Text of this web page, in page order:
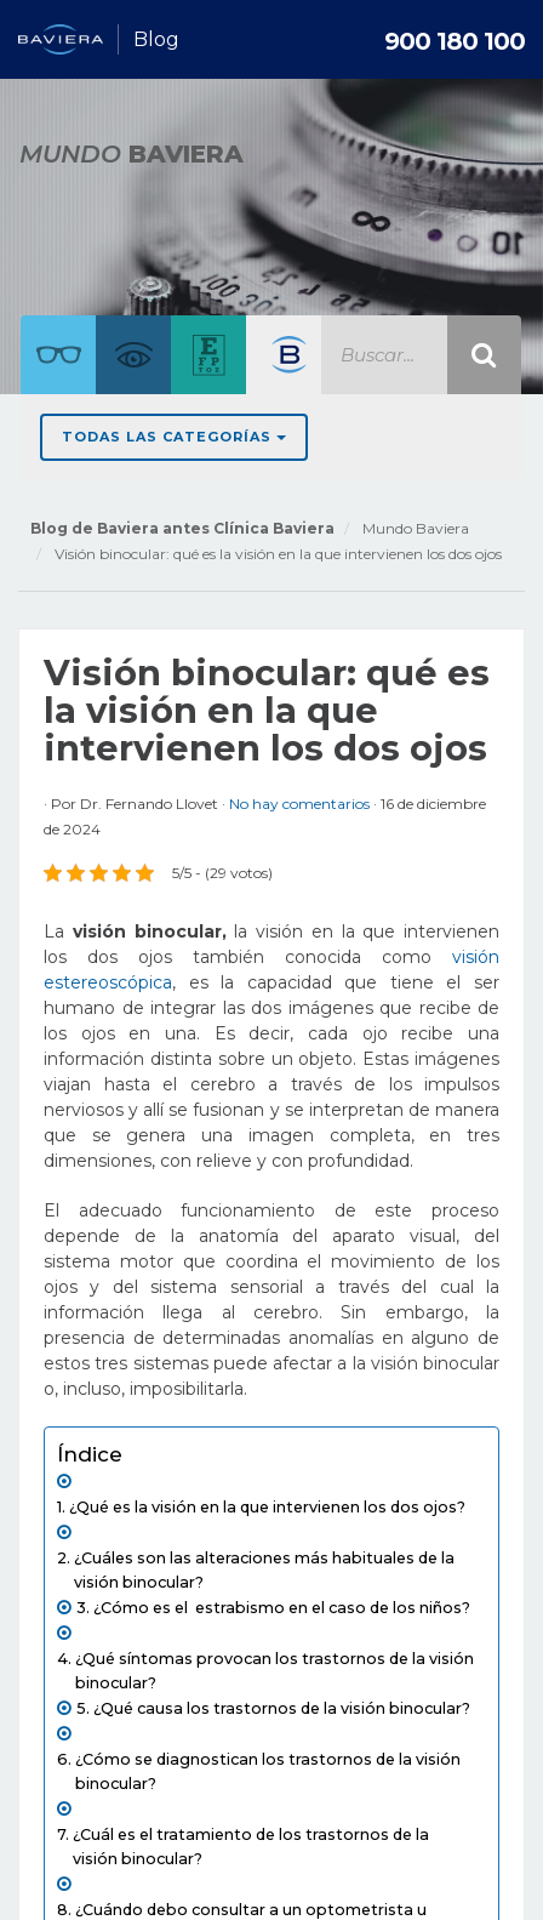
Blog 900 180 100
MUNDO BAVIERA
TODAS LAS CATEGORÍAS
Blog de Baviera antes Clínica Baviera
Mundo Baviera
Visión binocular: qué es la visión en la que intervienen los dos ojos
Visión binocular: qué es
la visión en la que
intervienen los dos ojos
Por Dr. Fernando Llovet No hay comentarios 16 de diciembre
de 2024
5/5 - (29 votos)
La visión binocular,la visión en la que intervienen
los dos ojos también conocida como visión
estereoscópica, es la capacidad que tiene el ser
humano de integrar las dos imágenes que recibe de
los ojos en una. Es decir, cada ojo recibe una
información distinta sobre un objeto. Estas imágenes
viajan hasta el cerebro a través de los impulsos
nerviosos y allí se fusionan y se interpretan de manera
que se genera una imagen completa, en tres
dimensiones, con relieve y con profundidad.
El adecuado funcionamiento de este proceso
depende de la anatomía del aparato visual, del
sistema motor que coordina el movimiento de los
ojos y del sistema sensorial a través del cual la
información llega al cerebro. Sin embargo, la
presencia de determinadas anomalías en alguno de
estos tres sistemas puede afectar a la visión binocular
o, incluso, imposibilitarla.
Índice
¿Qué es la visión en la que intervienen los dos ojos?
¿Cuáles son las alteraciones más habituales de la
visión binocular?
¿Cómo es el estrabismo en el caso de los niños?
¿Qué síntomas provocan los trastornos de la visión
binocular?
¿Qué causa los trastornos de la visión binocular?
¿Cómo se diagnostican los trastornos de la visión
binocular?
¿Cuál es el tratamiento de los trastornos de la
visión binocular?
¿Cuándo debo consultar a un optometrista u